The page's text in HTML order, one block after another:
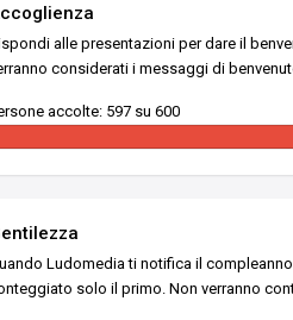
alle presentazioni per dare il
considerati i messaggi di
accolte: 597 su 600
Ludomedia ti notifica il
solo il primo. Non verranno